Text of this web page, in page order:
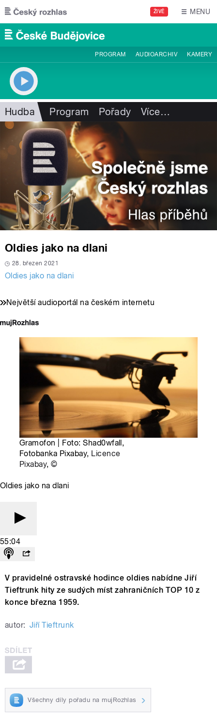
Přejít k hlavnímu obsahu
ŽIVĚ MENU
PROGRAM AUDIOARCHIV KAMERY
Hudba Program Pořady Více…
Oldies jako na dlani
28. březen 2021
Oldies jako na dlani
Největší audioportál na českém internetu
Gramofon | Foto: Shad0wfall,
Fotobanka Pixabay, Licence
Pixabay,©
Oldies jako na dlani
55:04
V pravidelné ostravské hodince oldies nabídne Jiří
Tieftrunk hity ze sudých míst zahraničních TOP 10 z
konce března 1959.
autor: Jiří Tieftrunk
Všechny díly pořadu na mujRozhlas